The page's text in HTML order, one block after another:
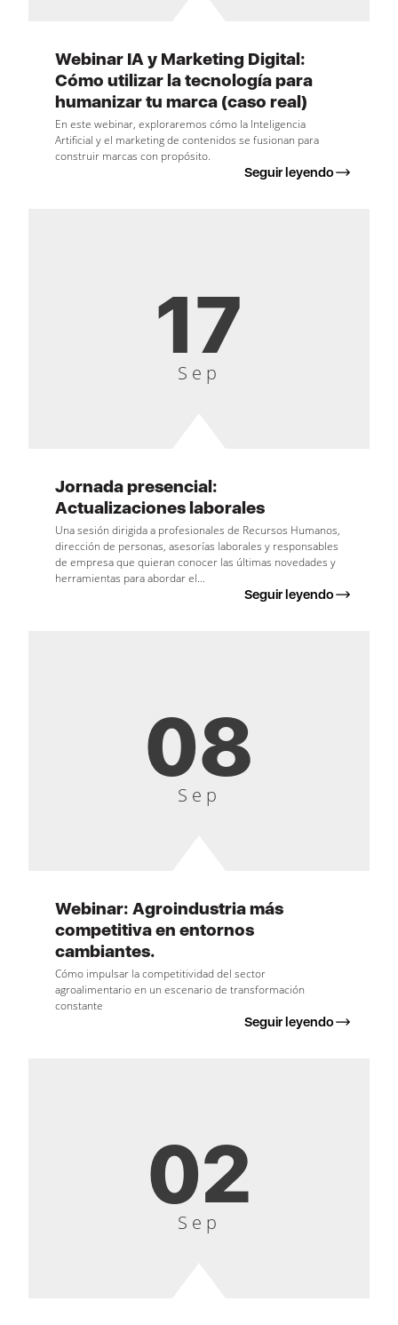
Webinar IA y Marketing Digital:
Cómo utilizar la tecnología para
humanizar tu marca (caso real)
En este webinar, exploraremos cómo la Inteligencia
Artificial y el marketing de contenidos se fusionan para
construir marcas con propósito.
Seguir leyendo
17
Sep
Jornada presencial:
Actualizaciones laborales
Una sesión dirigida a profesionales de Recursos Humanos,
dirección de personas, asesorías laborales y responsables
de empresa que quieran conocer las últimas novedades y
herramientas para abordar el...
Seguir leyendo
08
Sep
Webinar: Agroindustria más
competitiva en entornos
cambiantes.
Cómo impulsar la competitividad del sector
agroalimentario en un escenario de transformación
constante
Seguir leyendo
02
Sep